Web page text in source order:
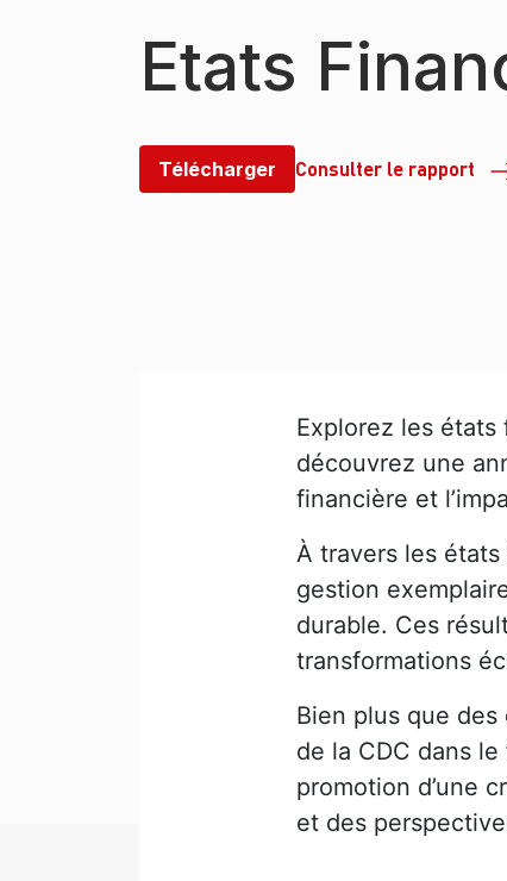
Etats
Télécharger Consulter le rapport
Explorez les
découvrez une
financière et
À travers les
gestion
durable. Ces
transformations
Bien plus que
de la CDC dans
promotion d’une
et des